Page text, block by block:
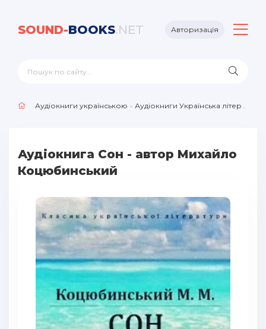
SOUND-BOOKS.NET Авторизація
Аудіокниги українською » Аудіокниги Українська література
Аудіокнига Сон - автор Михайло
Коцюбинський